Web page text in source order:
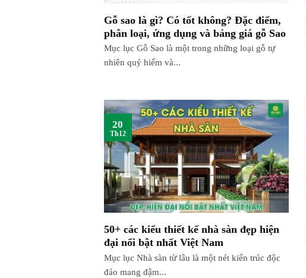
Gỗ sao là gì? Có tốt không? Đặc điểm,
phân loại, ứng dụng và bảng giá gỗ Sao
Mục lục Gỗ Sao là một trong những loại gỗ tự
nhiên quý hiếm và...
50+ các kiểu thiết kế nhà sàn đẹp hiện
đại nổi bật nhất Việt Nam
Mục lục Nhà sàn từ lâu là một nét kiến trúc độc
đáo mang đậm...
20
Th12